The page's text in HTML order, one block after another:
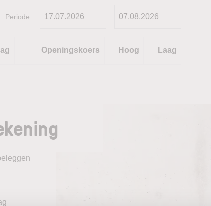
Periode:
Openingskoers Hoog Laag